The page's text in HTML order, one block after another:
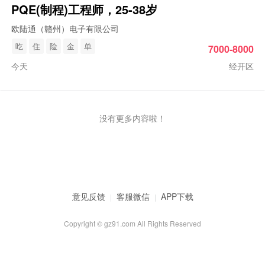
PQE(制程)工程师，25-38岁
欧陆通（赣州）电子有限公司
吃 住 险 金 单
今天 经开区
7000-8000
没有更多内容啦！
意见反馈 | 客服微信 | APP下载
Copyright © gz91.com All Rights Reserved